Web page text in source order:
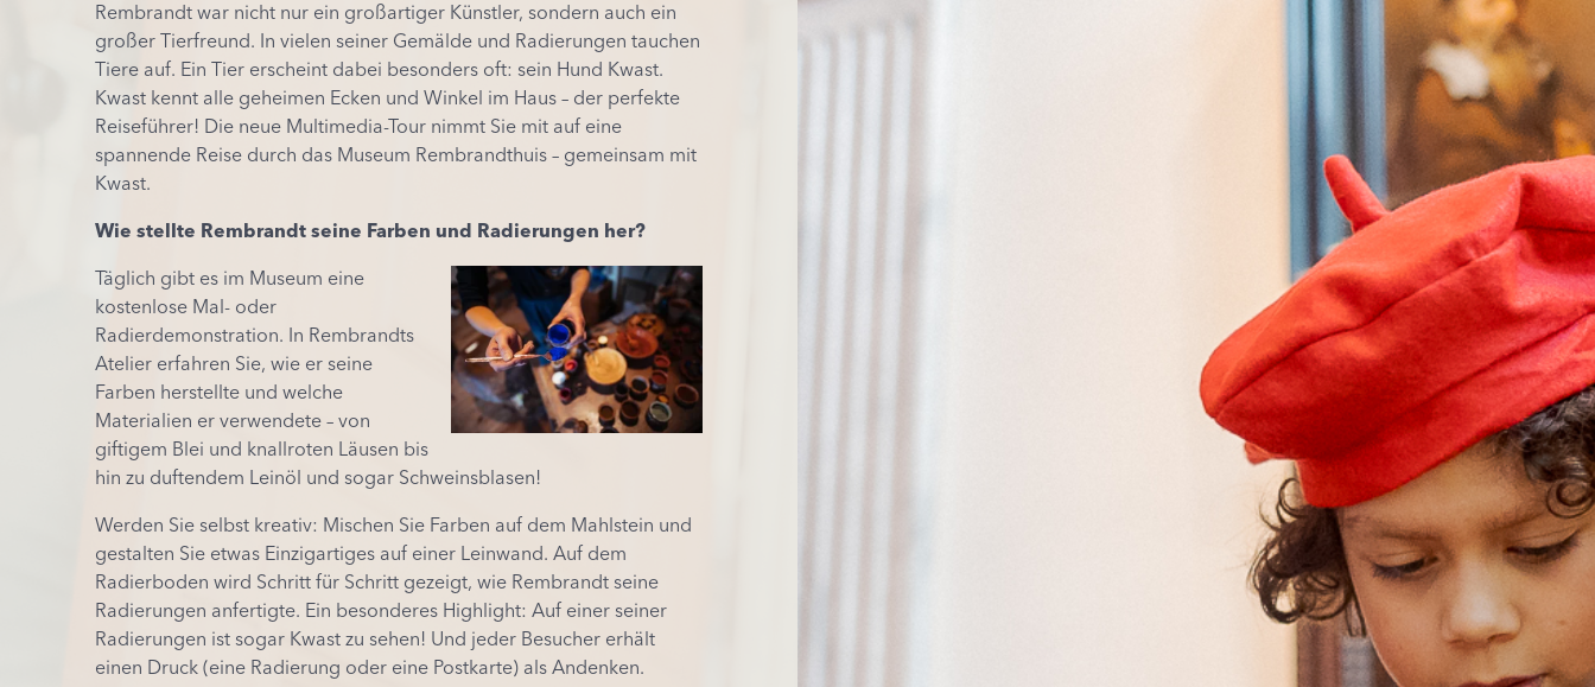
Rembrandt war nicht nur ein großartiger Künstler, sondern auch ein
großer
Tierfreund. In vielen seiner Gemälde und Radierungen tauchen
Tiere auf. Ein Tier erscheint dabei besonders oft: sein Hund Kwast.
Kwast kennt alle geheimen Ecken und Winkel im Haus – der perfekte
Reiseführer! Die neue Multimedia-Tour nimmt Sie mit auf eine
spannende Reise durch das Museum Rembrandthuis – gemeinsam mit
Kwast.
Wie stellte Rembrandt seine Farben und Radierungen her?
Täglich gibt es im Museum eine
kostenlose Mal- oder
Radierdemonstration. In Rembrandts
Atelier erfahren Sie, wie er seine
Farben herstellte und welche
Materialien er verwendete – von
giftigem Blei und knallroten Läusen bis
hin zu duftendem Leinöl und sogar Schweinsblasen!
Werden Sie selbst kreativ: Mischen Sie Farben auf dem Mahlstein und
gestalten Sie etwas Einzigartiges auf einer Leinwand. Auf dem
Radierboden wird Schritt für Schritt gezeigt, wie Rembrandt seine
Radierungen anfertigte. Ein besonderes Highlight: Auf einer seiner
Radierungen ist sogar Kwast zu sehen! Und jeder Besucher erhält
einen Druck (eine Radierung oder eine Postkarte) als Andenken.